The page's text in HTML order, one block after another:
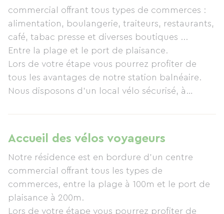
commercial offrant tous types de commerces :
alimentation, boulangerie, traiteurs, restaurants,
café, tabac presse et diverses boutiques ...
Entre la plage et le port de plaisance.
Lors de votre étape vous pourrez profiter de
tous les avantages de notre station balnéaire.
Nous disposons d'un local vélo sécurisé, à
Nos studios classés 2 étoiles, de 1 à 4 personnes,
meublés et climatisés, au second étage de la
résidence, avec balcon vue mer, sont équipés
d'un grand lit en 160x200 (ou 2 lits simples, sur
demande), 2 lits superposés dans l'entrée, une
kitchenette entièrement équipée, double vitrage
Accueil des vélos voyageurs
Notre résidence est en bordure d'un centre
commercial offrant tous les types de
commerces, entre la plage à 100m et le port de
plaisance à 200m.
Lors de votre étape vous pourrez profiter de